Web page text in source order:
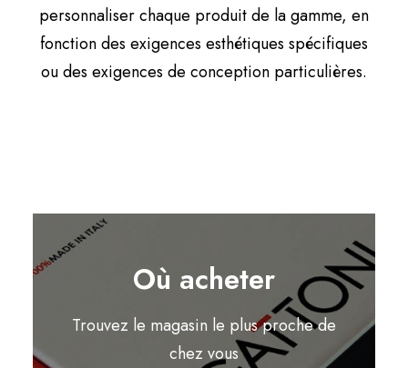
personnaliser chaque produit de la gamme, en
fonction des exigences esthétiques spécifiques
ou des exigences de conception particulières.
Où acheter
Trouvez le magasin le plus proche de
chez vous